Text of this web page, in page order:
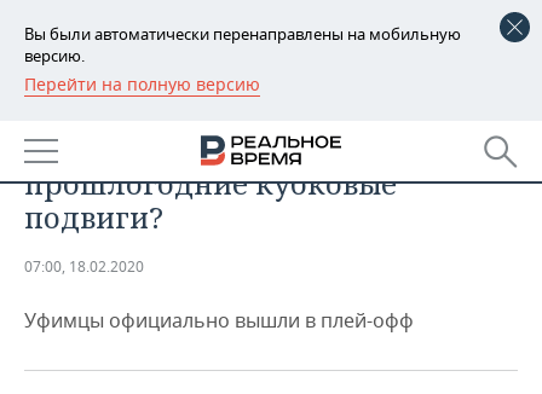
Вы были автоматически перенаправлены на мобильную
версию.
Перейти на полную версию
РЕГИОНЫ
БАШКОРТОСТАН
ТАТАРСТАН
НОВОСТИ
АНАЛИТИКА
ДЕКЛАРАЦИИ О ДОХОДАХ
КОРОЛИ ГОСЗАКАЗА ПФО
НОВОСТИ ЭКОНОМИКИ
ФИНАНСЫ
ПРОМЫШЛЕННОСТЬ
НОВОСТИ
НЕДВИЖИМОСТЬ
Повторит ли «Салават Юлаев»
прошлогодние кубковые
подвиги?
07:00, 18.02.2020
Уфимцы официально вышли в плей-офф